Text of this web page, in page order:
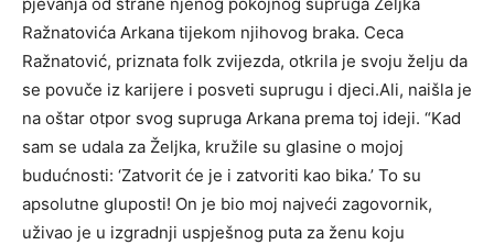
Ražnatovića Arkana tijekom njihovog braka. Ceca
Ražnatović, priznata folk zvijezda, otkrila je svoju želju da
se povuče iz karijere i posveti suprugu i djeci.Ali, naišla je
na oštar otpor svog supruga Arkana prema toj ideji. “Kad
sam se udala za Željka, kružile su glasine o mojoj
budućnosti: ‘Zatvorit će je i zatvoriti kao bika.’ To su
apsolutne gluposti! On je bio moj najveći zagovornik,
uživao je u izgradnji uspješnog puta za ženu koju